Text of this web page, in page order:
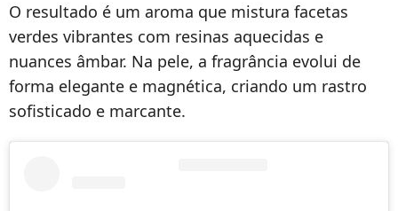
O resultado é um aroma que mistura facetas
verdes vibrantes com resinas aquecidas e
nuances âmbar. Na pele, a fragrância evolui de
forma elegante e magnética, criando um rastro
sofisticado e marcante.